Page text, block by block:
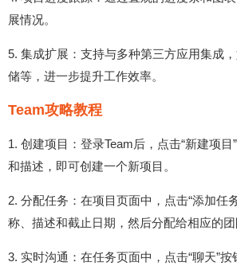
展情况。
5. 集成扩展：支持与多种第三方应用集成
储等，进一步提升工作效率。
Team攻略教程
1. 创建项目：登录Team后，点击“新建项
和描述，即可创建一个新项目。
2. 分配任务：在项目页面中，点击“添加任
称、描述和截止日期，然后分配给相应的团
3. 实时沟通：在任务页面中，点击“聊天”